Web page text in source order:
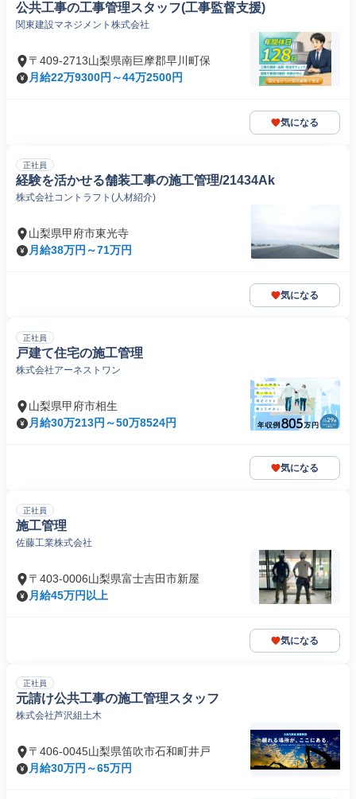
公共工事の工事管理スタッフ(工事監督支援)
関東建設マネジメント株式会社
〒409-2713山梨県南巨摩郡早川町保
月給22万9300円～44万2500円
気になる
正社員
経験を活かせる舗装工事の施工管理/21434Ak
株式会社コントラフト(人材紹介)
山梨県甲府市東光寺
月給38万円～71万円
気になる
正社員
戸建て住宅の施工管理
株式会社アーネストワン
山梨県甲府市相生
月給30万213円～50万8524円
気になる
正社員
施工管理
佐藤工業株式会社
〒403-0006山梨県富士吉田市新屋
月給45万円以上
気になる
正社員
元請け公共工事の施工管理スタッフ
株式会社芦沢組土木
〒406-0045山梨県笛吹市石和町井戸
月給30万円～65万円